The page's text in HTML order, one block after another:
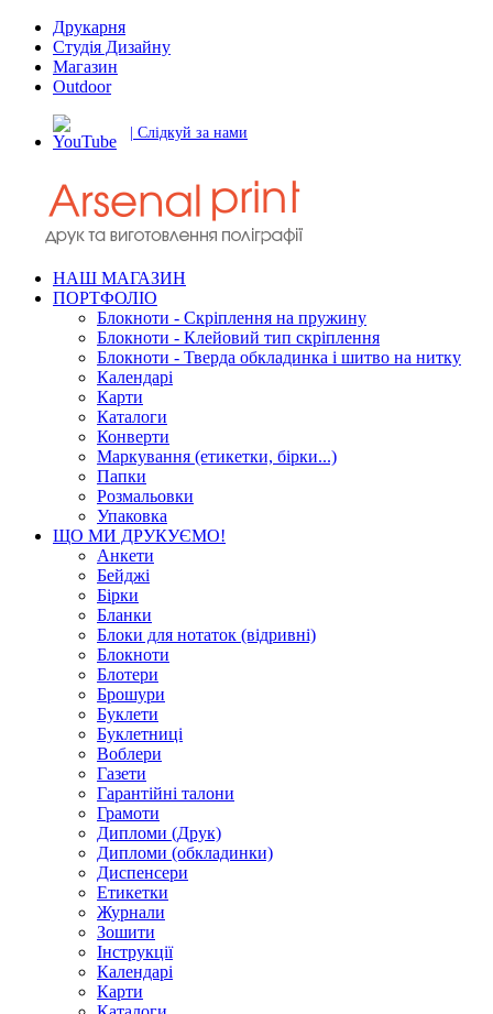
Друкарня
Студія Дизайну
Магазин
Outdoor
| Слідкуй за нами
НАШ МАГАЗИН
ПОРТФОЛІО
Блокноти - Скріплення на пружину
Блокноти - Клейовий тип скріплення
Блокноти - Тверда обкладинка і шитво на нитку
Календарі
Карти
Каталоги
Конверти
Маркування (етикетки, бірки...)
Папки
Розмальовки
Упаковка
ЩО МИ ДРУКУЄМО!
Анкети
Бейджі
Бірки
Бланки
Блоки для нотаток (відривні)
Блокноти
Блотери
Брошури
Буклети
Буклетниці
Воблери
Газети
Гарантійні талони
Грамоти
Дипломи (Друк)
Дипломи (обкладинки)
Диспенсери
Етикетки
Журнали
Зошити
Інструкції
Календарі
Карти